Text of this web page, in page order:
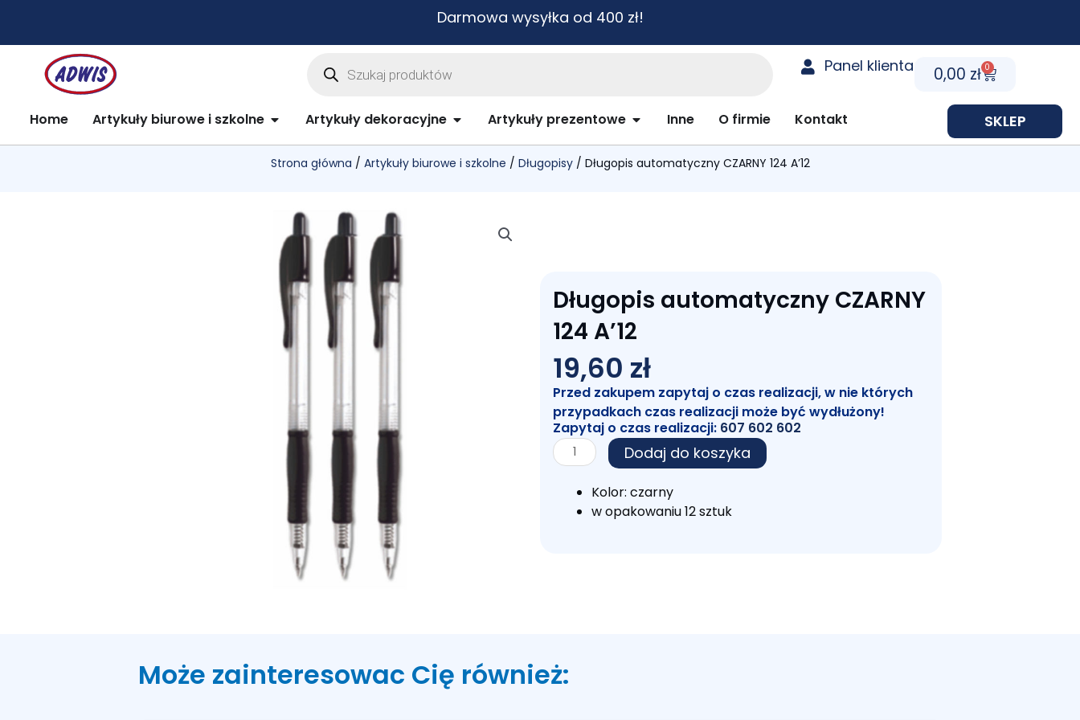
treści
Darmowa wysyłka od 400 zł!
Wyszukiwarka
Panel klienta 0,00 zł 0
Cart
Home Artykuły biurowe i szkolne Open Artykuły biurowe i szkolne
Artykuły dekoracyjne Open Artykuły dekoracyjne
Artykuły prezentowe Open Artykuły prezentowe
Inne O firmie Kontakt SKLEP
Strona główna / Artykuły biurowe i szkolne / Długopisy/ Długopis automatyczny CZARNY 124 A’12
Długopis automatyczny CZARNY
124 A’12
19,60 zł
Przed zakupem zapytaj o czas realizacji, w nie których
przypadkach czas realizacji może być wydłużony!
Zapytaj o czas realizacji: 607 602 602
ilość
Długopis
automatyczny
Dodaj do koszyka
Kolor: czarny
w opakowaniu 12 sztuk
Może zainteresowac Cię również: